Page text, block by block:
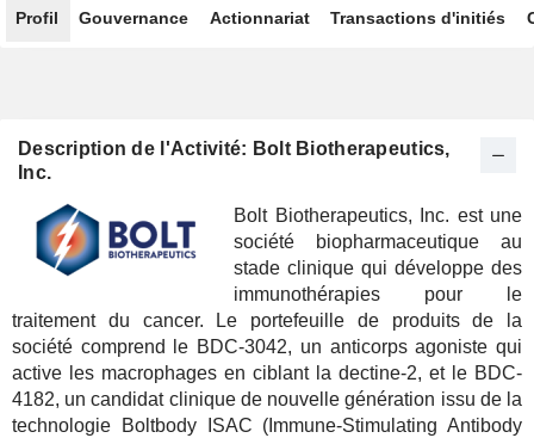
Profil Gouvernance Actionnariat Transactions d'initiés
Description de l'Activité: Bolt Biotherapeutics,
Inc.
Bolt Biotherapeutics, Inc. est une
société biopharmaceutique au
stade clinique qui développe des
immunothérapies pour le
traitement du cancer. Le portefeuille de produits de la
société comprend le BDC-3042, un anticorps agoniste qui
active les macrophages en ciblant la dectine-2, et le BDC-
4182, un candidat clinique de nouvelle génération issu de la
technologie Boltbody ISAC (Immune-Stimulating Antibody